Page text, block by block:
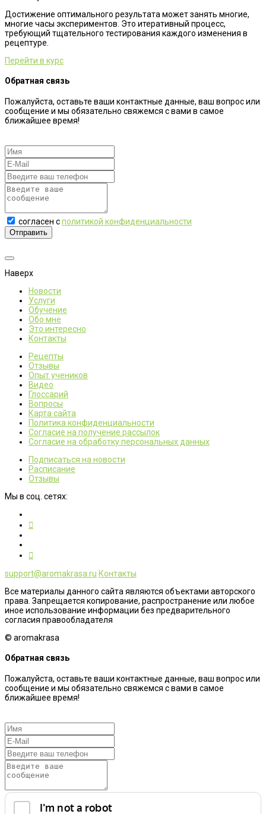
Достижение оптимального результата может занять многие,
многие часы экспериментов. Это итеративный процесс,
требующий тщательного тестирования каждого изменения в
рецептуре.
Перейти в курс
Обратная связь
Пожалуйста, оставьте ваши контактные данные, ваш вопрос или
сообщение и мы обязательно свяжемся с вами в самое
ближайшее время!
согласен сполитикой конфиденциальности
Отправить
Наверх
Новости
Услуги
Обучение
Обо мне
Это интересно
Контакты
Рецепты
Отзывы
Опыт учеников
Видео
Глоссарий
Вопросы
Карта сайта
Политика конфиденциальности
Согласие на получение рассылок
Согласие на обработку персональных данных
Подписаться на новости
Расписание
Отзывы
Мы в соц. сетях:
support@aromakrasa.ru Контакты
Все материалы данного сайта являются объектами авторского
права. Запрещается копирование, распространение или любое
иное использование информации без предварительного
согласия правообладателя
© aromakrasa
Обратная связь
Пожалуйста, оставьте ваши контактные данные, ваш вопрос или
сообщение и мы обязательно свяжемся с вами в самое
ближайшее время!